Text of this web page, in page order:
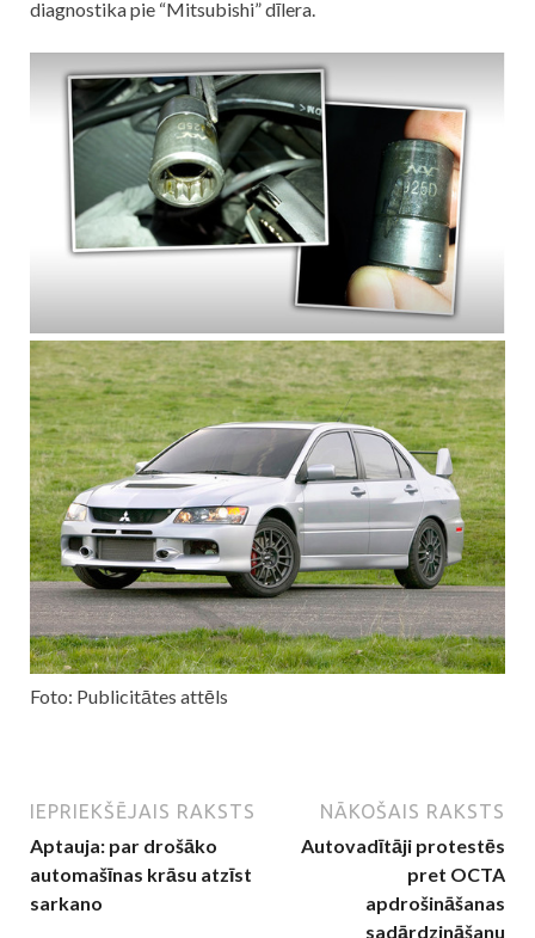
diagnostika pie “Mitsubishi” dīlera.
Foto: Publicitātes attēls
IEPRIEKŠĒJAIS RAKSTS
Aptauja: par drošāko
automašīnas krāsu atzīst
sarkano
NĀKOŠAIS RAKSTS
Autovadītāji protestēs
pret OCTA
apdrošināšanas
sadārdzināšanu